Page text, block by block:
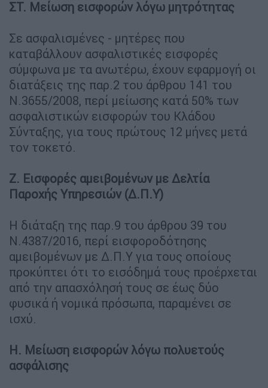
ΣΤ. Μείωση εισφορών λόγω μητρότητας
Σε ασφαλισμένες - μητέρες που
καταβάλλουν ασφαλιστικές εισφορές
σύμφωνα με τα ανωτέρω, έχουν εφαρμογή οι
διατάξεις της παρ.2 του άρθρου 141 του
Ν.3655/2008, περί μείωσης κατά 50% των
ασφαλιστικών εισφορών του Κλάδου
Σύνταξης, για τους πρώτους 12 μήνες μετά
τον τοκετό.
Ζ. Εισφορές αμειβομένων με Δελτία
Παροχής Υπηρεσιών (Δ.Π.Υ)
Η διάταξη της παρ.9 του άρθρου 39 του
Ν.4387/2016, περί εισφοροδότησης
αμειβομένων με Δ.Π.Υ για τους οποίους
προκύπτει ότι το εισόδημά τους προέρχεται
από την απασχόλησή τους σε έως δύο
φυσικά ή νομικά πρόσωπα, παραμένει σε
ισχύ.
Η. Μείωση εισφορών λόγω πολυετούς
ασφάλισης